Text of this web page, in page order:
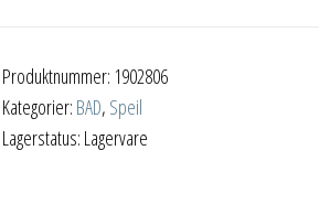
Produktnummer: 1902806
Kategorier: BAD, Speil
Lagerstatus: Lagervare